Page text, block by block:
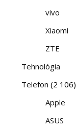
vivo
Xiaomi
ZTE
Tehnológia
Telefon (2 106)
Apple
ASUS